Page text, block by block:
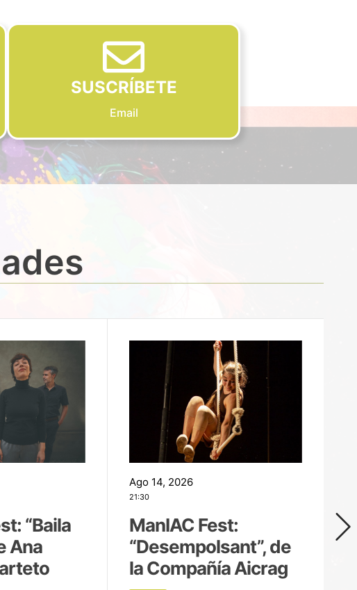
SUSCRÍBETE
Email
“Baila
Ana
Ago 14, 2026
21:30
ManIAC Fest:
“Desempolsant”, de
la Compañía Aicrag